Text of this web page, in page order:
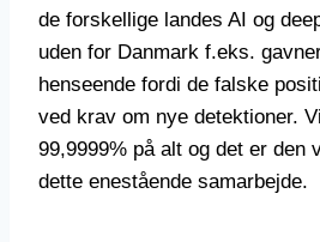
de forskellige landes AI og
uden for Danmark f.eks.
henseende fordi de falske
ved krav om nye detektioner.
99,9999% på alt og det er den
dette enestående samarbejde.